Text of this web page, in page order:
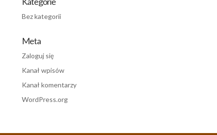
Bez kategorii
Meta
Zaloguj się
Kanał wpisów
Kanał komentarzy
WordPress.org